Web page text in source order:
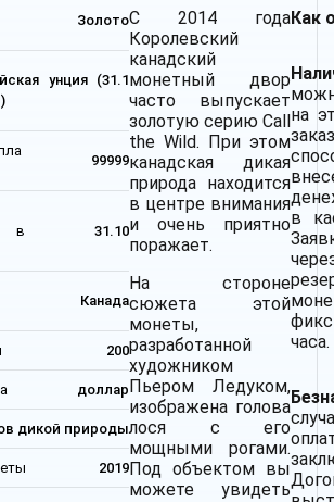
Золото
унция (31.1
99999
в
31.10
Канада
200
доллар
дикой природы
2019
С 2014 года
Королевский
канадский
монетный двор
часто выпускает
золотую серию Call
the Wild. При этом
канадская дикая
природа находится
в центре внимания
и очень приятно
поражает.
На стороне
сюжета этой
монеты,
разработанной
художником
Пьером Ледуком,
изображена голова
лося с его
мощными рогами.
Под объектом вы
можете увидеть
Как
на
в
часа.